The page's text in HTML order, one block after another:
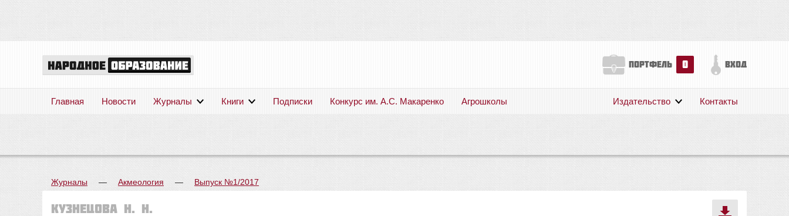
портфель 0 вход
Главная Новости Журналы Книги Подписки Конкурс им. А.С. Макаренко Агрошколы
Поддержка
Издательство Контакты
Журналы — Акмеология — Выпуск №1/2017
Кузнецова Н. Н.